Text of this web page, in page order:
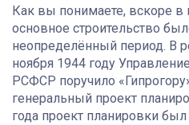
Как вы понимаете, вскоре в
основное строительство
неопределённый период. В
ноября 1944 году
РСФСР поручило
генеральный проект
года проект планировки